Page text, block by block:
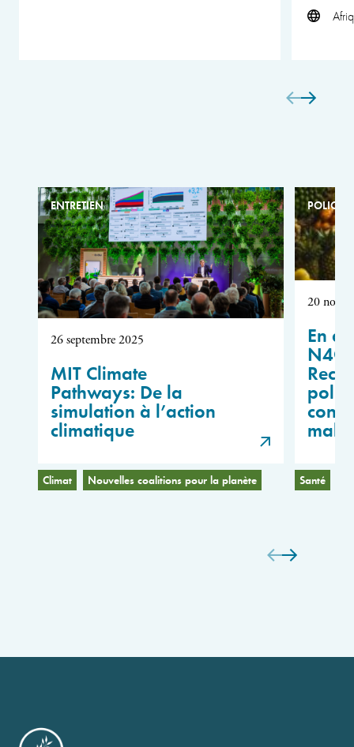
ENTRETIEN
26 septembre 2025
MIT Climate
Pathways: De la
simulation à l’action
climatique
Climat Nouvelles coalitions pour la planète
POLICY
20
En
N4G
Santé